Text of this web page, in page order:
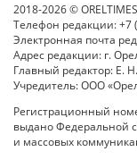
2018-2026 ©
Телефон редакции: +7
Электронная почта
Адрес редакции: г.
Главный редактор: Е.
Учредитель: ООО
Регистрационный
выдано Федеральной
и массовых